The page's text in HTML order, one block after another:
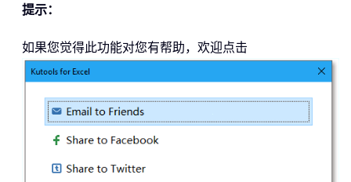
提示：
如果您觉得此功能对您有帮助，欢迎点击